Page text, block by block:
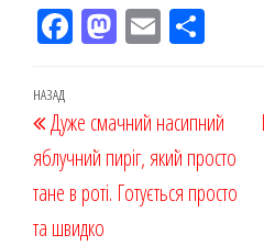
Fac
eb
k
M
ast
on
Em
ail
ис
я
Навігація
записів
Попередній
запис
НАЗАД
Дуже смачний насипний
яблучний пиріг, який просто
тане в роті. Готується просто
та швидко